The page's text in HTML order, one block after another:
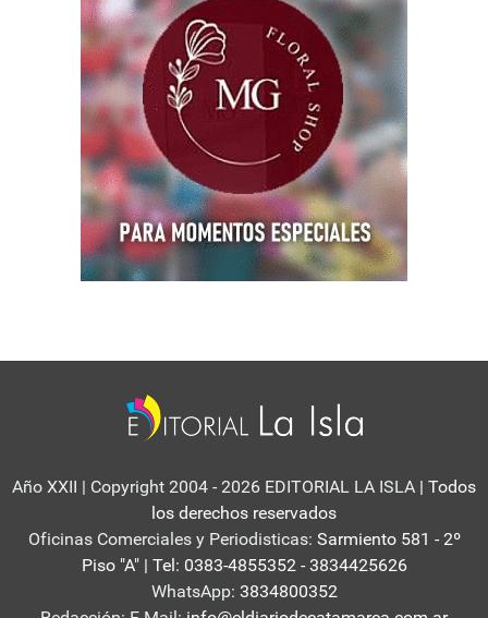
Año XXII | Copyright 2004 - 2026 EDITORIAL LA ISLA | Todos
los derechos reservados
Oficinas Comerciales y Periodisticas: Sarmiento 581 - 2º
Piso "A" | Tel: 0383-4855352 - 3834425626
WhatsApp: 3834800352